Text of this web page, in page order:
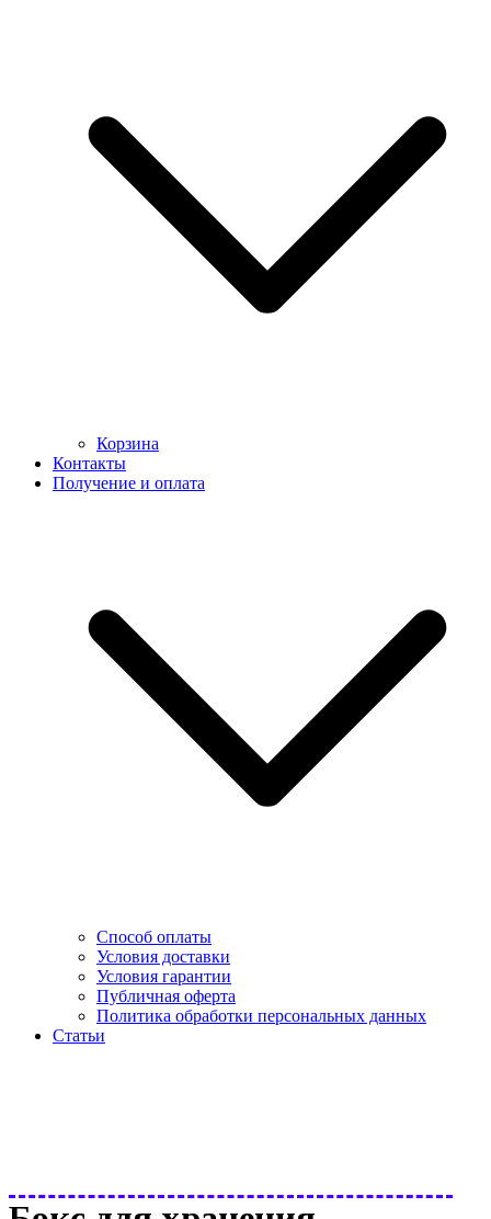
Корзина
Контакты
Получение и оплата
Способ оплаты
Условия доставки
Условия гарантии
Публичная оферта
Политика обработки персональных данных
Статьи